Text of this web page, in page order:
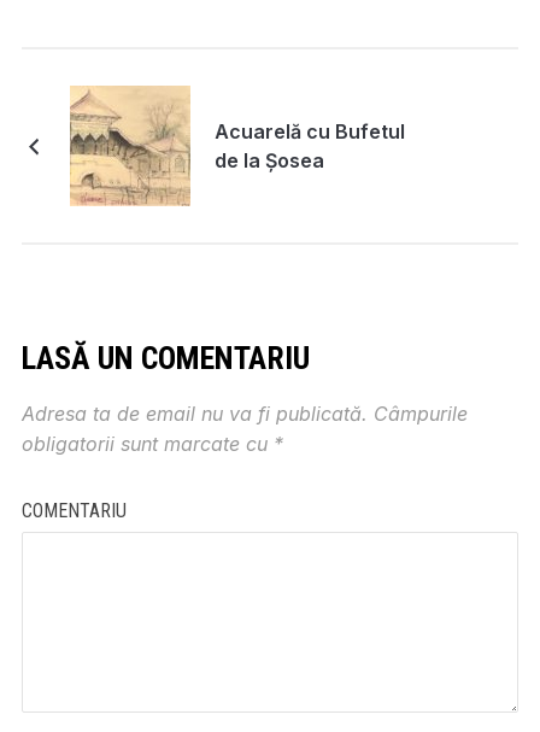
Acuarelă cu Bufetul
de la Șosea
LASĂ UN COMENTARIU
Adresa ta de email nu va fi publicată. Câmpurile
obligatorii sunt marcate cu *
COMENTARIU